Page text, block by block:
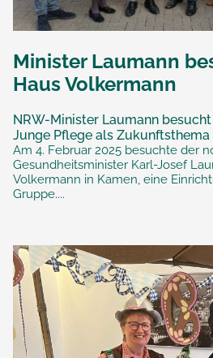
Minister Laumann
Haus Volkermann
NRW-Minister Laumann
Junge Pflege als Zukunftsthema
Am 4. Februar 2025 besuchte der
Gesundheitsminister Karl-Josef
Volkermann in Kamen, eine
Gruppe....